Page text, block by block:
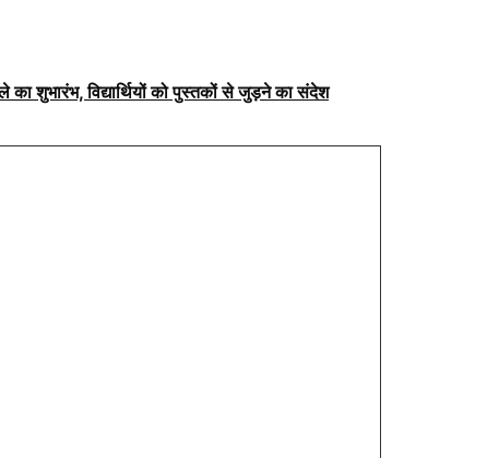
का शुभारंभ, विद्यार्थियों को पुस्तकों से जुड़ने का संदेश